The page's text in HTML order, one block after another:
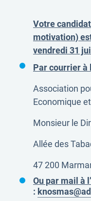
Votre
motivation)
vendredi 31
Par courrier à
Association
Economique
Monsieur le
Allée des
47 200
Ou par mail à
: